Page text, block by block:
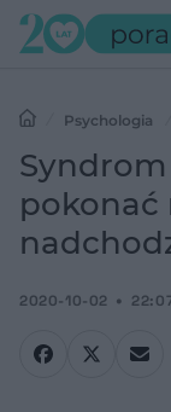
Psychologia
jak pokonać
pokonać
2020-10-02